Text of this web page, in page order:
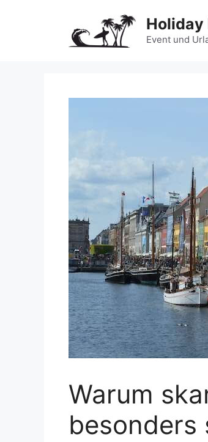
Holiday
Event und
Warum
besonders